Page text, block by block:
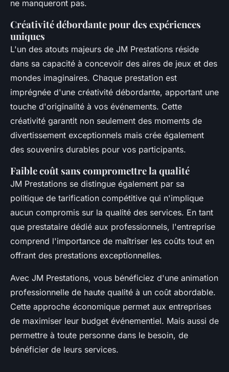
ne manqueront pas.
Créativité débordante pour des expériences
uniques
L'un des atouts majeurs de JM Prestations réside
dans sa capacité à concevoir des aires de jeux et des
mondes imaginaires. Chaque prestation est
imprégnée d'une créativité débordante, apportant une
touche d'originalité à vos événements. Cette
créativité garantit non seulement des moments de
divertissement exceptionnels mais crée également
des souvenirs durables pour vos participants.
Faible coût sans compromettre la qualité
JM Prestations se distingue également par sa
politique de tarification compétitive qui n'implique
aucun compromis sur la qualité des services. En tant
que prestataire dédié aux professionnels, l'entreprise
comprend l'importance de maîtriser les coûts tout en
offrant des prestations exceptionnelles.
Avec JM Prestations, vous bénéficiez d'une animation
professionnelle de haute qualité à un coût abordable.
Cette approche économique permet aux entreprises
de maximiser leur budget événementiel. Mais aussi de
permettre à toute personne dans le besoin, de
bénéficier de leurs services.